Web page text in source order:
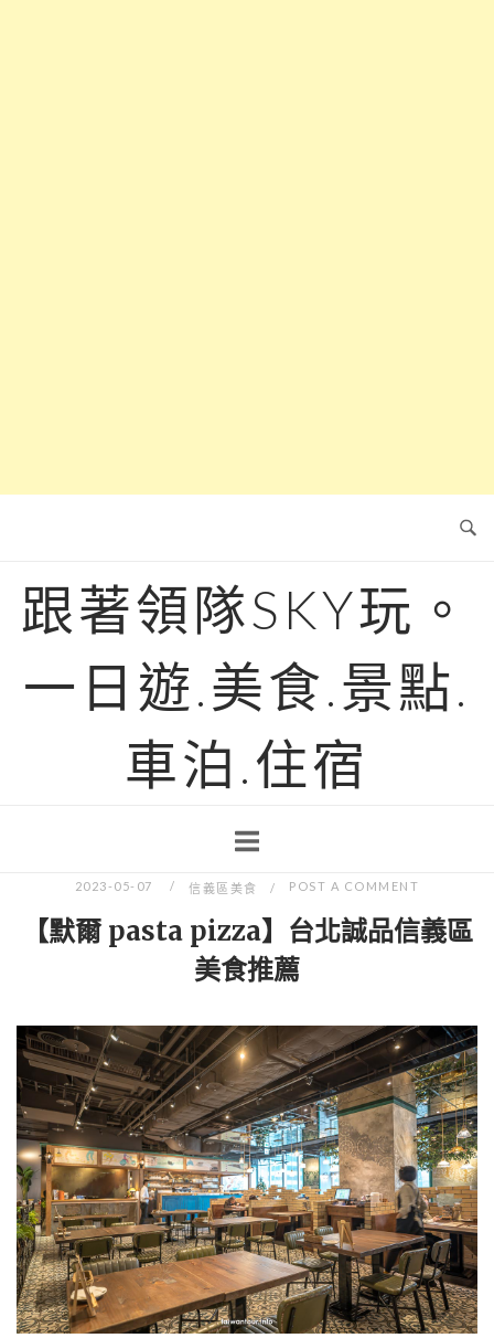
跟著領隊SKY玩。
一日遊.美食.景點.
車泊.住宿
2023-05-07 信義區美食 POST A COMMENT
【默爾 pasta pizza】台北誠品信義區
美食推薦